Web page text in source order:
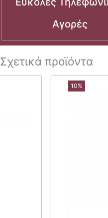
Αγορές
Σχετικά προϊόντα
10%